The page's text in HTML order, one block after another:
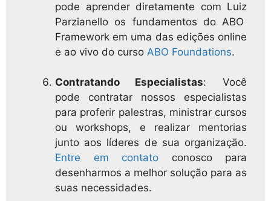
pode aprender diretamente com Luiz
Parzianello os fundamentos do ABO
Framework em uma das edições online
e ao vivo do curso ABO Foundations.
Contratando Especialistas: Você
pode contratar nossos especialistas
para proferir palestras, ministrar cursos
ou workshops, e realizar mentorias
junto aos líderes de sua organização.
Entre em contato conosco para
desenharmos a melhor solução para as
suas necessidades.